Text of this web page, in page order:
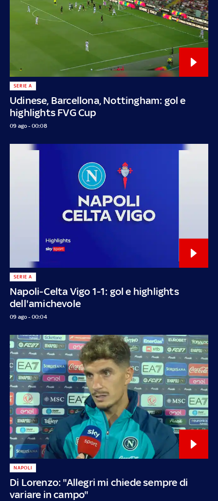
Udinese, Barcellona, Nottingham: gol e
highlights FVG Cup
SERIE A
09 ago - 00:08
Napoli-Celta Vigo 1-1: gol e highlights
dell'amichevole
SERIE A
09 ago - 00:04
Di Lorenzo: "Allegri mi chiede sempre di
variare in campo"
NAPOLI